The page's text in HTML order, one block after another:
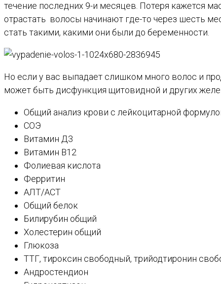
течение последних 9-и месяцев. Потеря кажется
отрастать волосы начинают где-то через шесть
стать такими, какими они были до беременности.
Но если у вас выпадает слишком много волос и
может быть дисфункция щитовидной и других
Общий анализ крови с лейкоцитарной
СОЭ
Витамин Д3
Витамин В12
Фолиевая кислота
Ферритин
АЛТ/АСТ
Общий белок
Билирубин общий
Холестерин общий
Глюкоза
ТТГ, тироксин свободный, трийодтиронин
Андростендион